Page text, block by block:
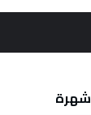
شهرة